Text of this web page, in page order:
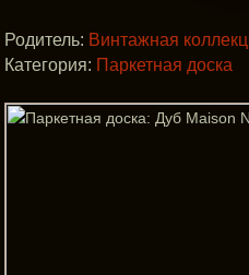
Родитель: Винтажная
Категория: Паркетная доска